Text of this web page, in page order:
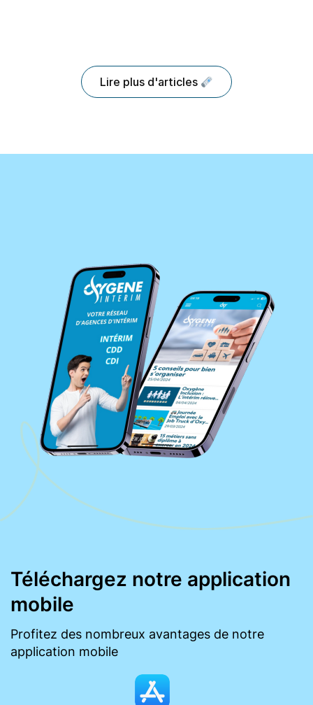
Lire plus d'articles
Téléchargez notre application
mobile
Profitez des nombreux avantages de notre
application mobile